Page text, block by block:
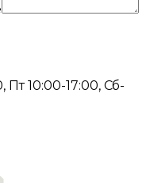
Пт 10:00-17:00, Сб-